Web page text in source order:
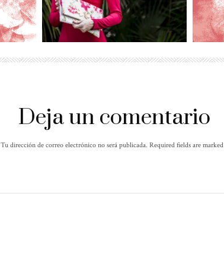
Deja un comentario
Tu dirección de correo electrónico no será publicada. Required fields are marked